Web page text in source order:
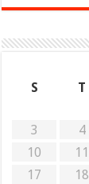
S
T
3
4
10
11
17
18